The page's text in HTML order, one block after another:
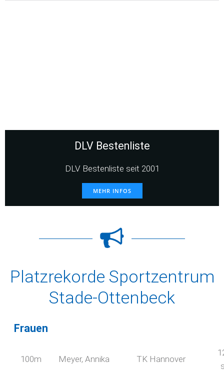
DLV Bestenliste
DLV Bestenliste seit 2001
MEHR INFOS
Platzrekorde Sportzentrum
Stade-Ottenbeck
Frauen
100m Meyer, Annika TK Hannover